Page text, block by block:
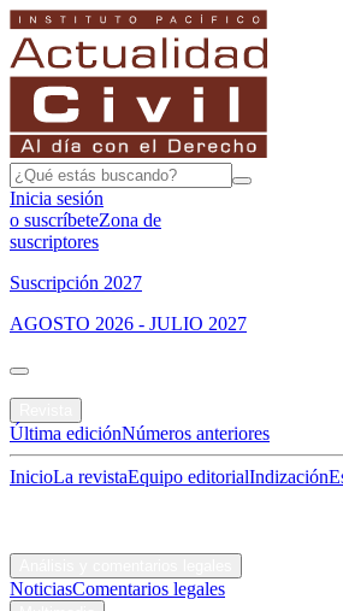
Inicia sesión
o suscríbeteZona de
suscriptores
Suscripción 2027
AGOSTO 2026 - JULIO 2027
Última ediciónNúmeros anteriores
InicioLa revistaEquipo editorialIndización
NoticiasComentarios legales